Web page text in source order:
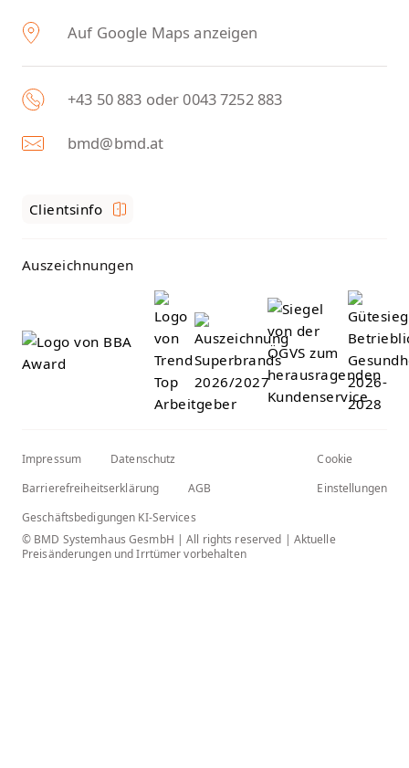
Auf Google Maps anzeigen
+43 50 883 oder 0043 7252 883
bmd@bmd.at
Clientsinfo
Auszeichnungen
Impressum
Datenschutz
Barrierefreiheitserklärung
AGB
Geschäftsbedigungen KI-Services
Cookie
Einstellungen
© BMD Systemhaus GesmbH | All rights reserved | Aktuelle
Preisänderungen und Irrtümer vorbehalten